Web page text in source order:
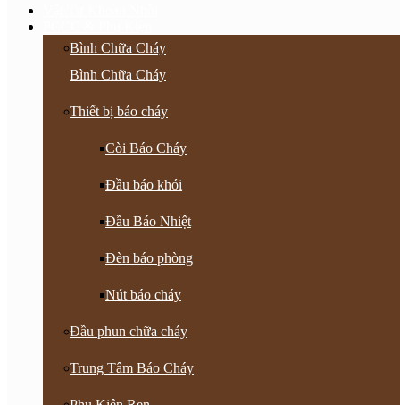
Bình Chữa Cháy
Bình Chữa Cháy
Thiết bị báo cháy
Còi Báo Cháy
Đầu báo khói
Đầu Báo Nhiệt
Đèn báo phòng
Nút báo cháy
Đầu phun chữa cháy
Trung Tâm Báo Cháy